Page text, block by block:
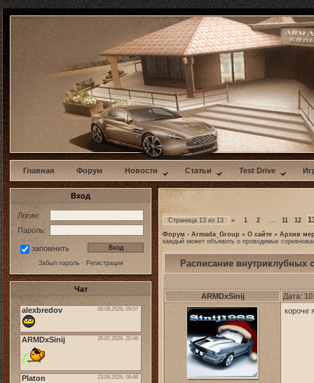
w
Главная Форум Новости Статьи Test Drive
Вход
Логин:
Пароль:
запомнить
Забыл пароль· Регистрация
Чат
Страница 13 из 13 « 1 2 … 11 12
Форум - Armada_Group » О сайте » Архив
каждый может объявить о проводимых
Расписание внутриклубных
ARMDxSinij Дата:
короче